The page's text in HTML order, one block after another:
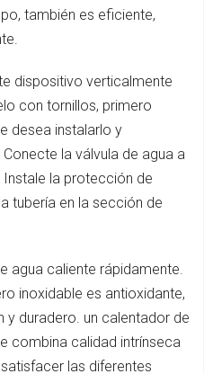
también es eficiente,
dispositivo verticalmente
con tornillos, primero
desea instalarlo y
la válvula de agua a
Instale la protección de
tubería en la sección de
agua caliente rápidamente.
inoxidable es antioxidante,
y duradero. un calentador de
combina calidad intrínseca
las diferentes